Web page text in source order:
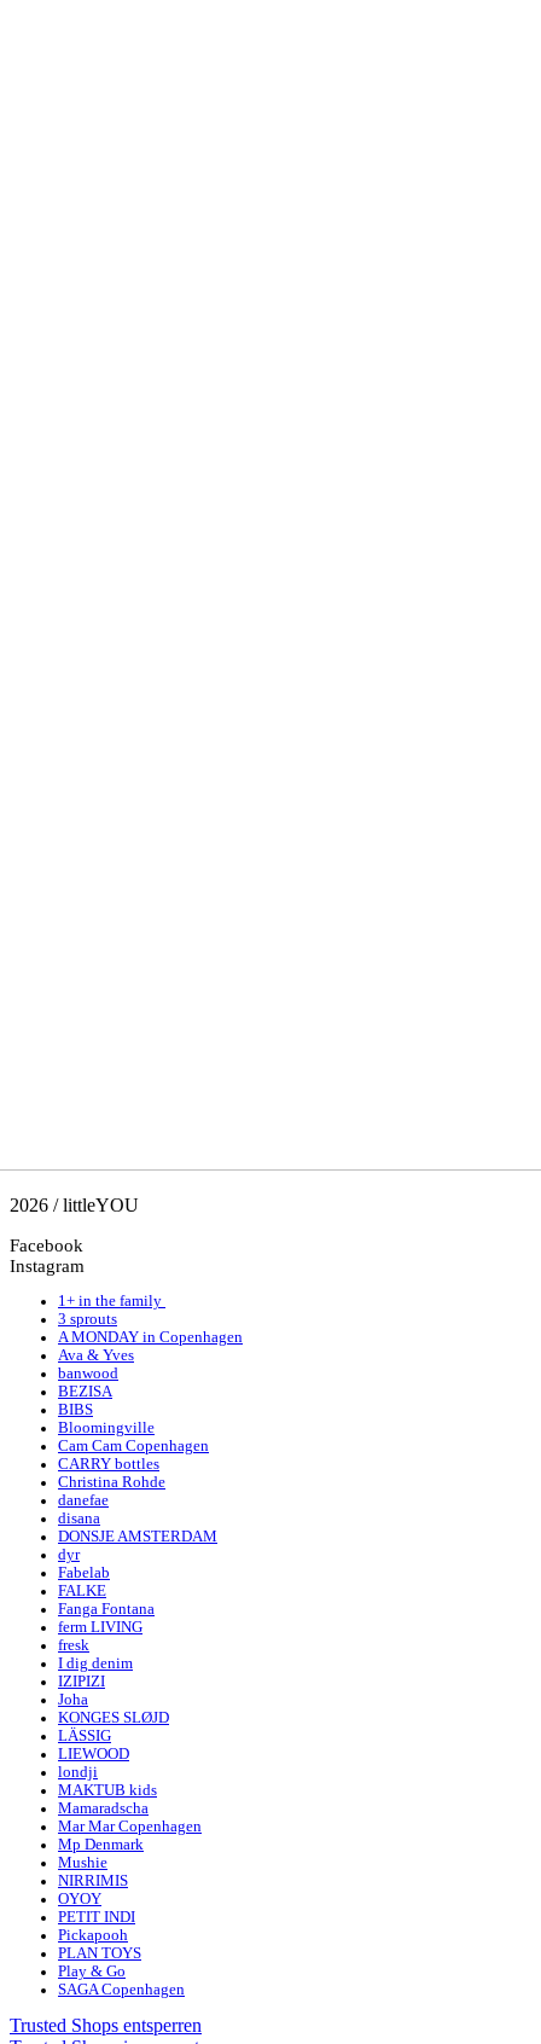
2026 / littleYOU
Facebook
Instagram
1+ in the family
3 sprouts
A MONDAY in Copenhagen
Ava & Yves
banwood
BEZISA
BIBS
Bloomingville
Cam Cam Copenhagen
CARRY bottles
Christina Rohde
danefae
disana
DONSJE AMSTERDAM
dyr
Fabelab
FALKE
Fanga Fontana
ferm LIVING
fresk
I dig denim
IZIPIZI
Joha
KONGES SLØJD
LÄSSIG
LIEWOOD
londji
MAKTUB kids
Mamaradscha
Mar Mar Copenhagen
Mp Denmark
Mushie
NIRRIMIS
OYOY
PETIT INDI
Pickapooh
PLAN TOYS
Play & Go
SAGA Copenhagen
Trusted Shops entsperren